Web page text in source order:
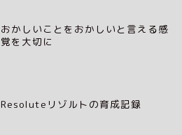
おかしいことをおかしいと言える感
覚を大切に
Resoluteリゾルトの育成記録